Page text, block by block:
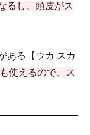
るし、頭皮がス
ある【ウカ スカ
使えるので、ス